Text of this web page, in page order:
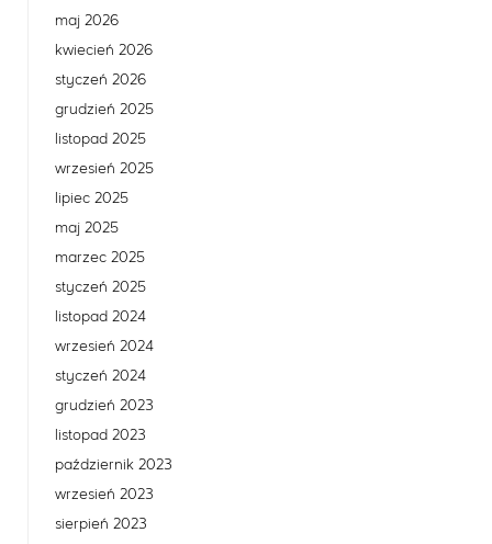
maj 2026
kwiecień 2026
styczeń 2026
grudzień 2025
listopad 2025
wrzesień 2025
lipiec 2025
maj 2025
marzec 2025
styczeń 2025
listopad 2024
wrzesień 2024
styczeń 2024
grudzień 2023
listopad 2023
październik 2023
wrzesień 2023
sierpień 2023